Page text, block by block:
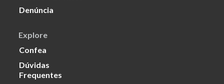
Denúncia
Explore
Confea
Dúvidas
Frequentes